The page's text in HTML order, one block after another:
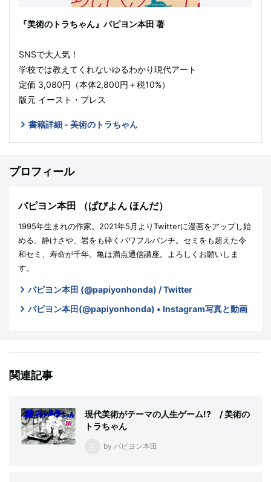
『美術のトラちゃん』パピヨン本田 著
SNSで大人気！
学校では教えてくれないゆるわかり現代アート
定価 3,080円（本体2,800円＋税10%）
版元 イースト・プレス
書籍詳細 - 美術のトラちゃん
プロフィール
パピヨン本田 （ぱぴよん ほんだ）
1995年生まれの作家。2021年5月よりTwitterに漫画をアップし始
める。静けさや、岩をも砕くパワフルパンチ。セミをも超えた令
和セミ、寿命が千年。亀は満点通信講座。よろしくお願いしま
す。
パピヨン本田 (@papiyonhonda) / Twitter
パピヨン本田(@papiyonhonda) • Instagram写真と動画
関連記事
現代美術がテーマの人生ゲーム!? / 美術の
トラちゃん
by パピヨン本田